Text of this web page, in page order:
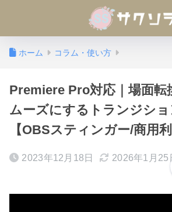
ホーム コラム・使い方
Premiere Pro対応｜場面転
ムーズにするトランジシ
【OBSスティンガー/商用利
2023年12月18日 2026年1月25